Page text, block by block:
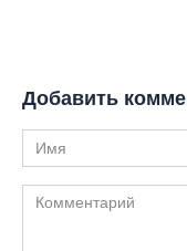
Добавить
Имя
Комментарий